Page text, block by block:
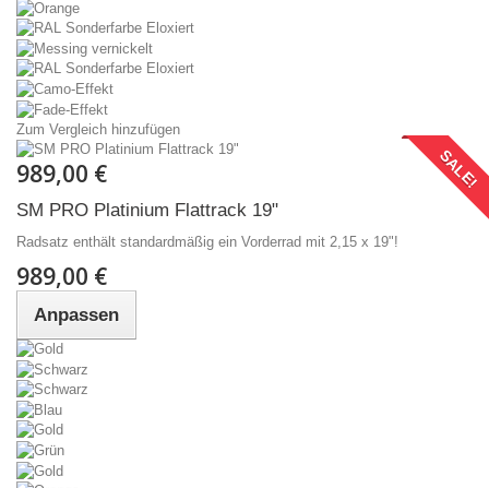
Zum Vergleich hinzufügen
989,00 € SALE!
SM PRO Platinium Flattrack 19"
Radsatz enthält standardmäßig ein Vorderrad mit 2,15 x 19"!
989,00 €
Anpassen